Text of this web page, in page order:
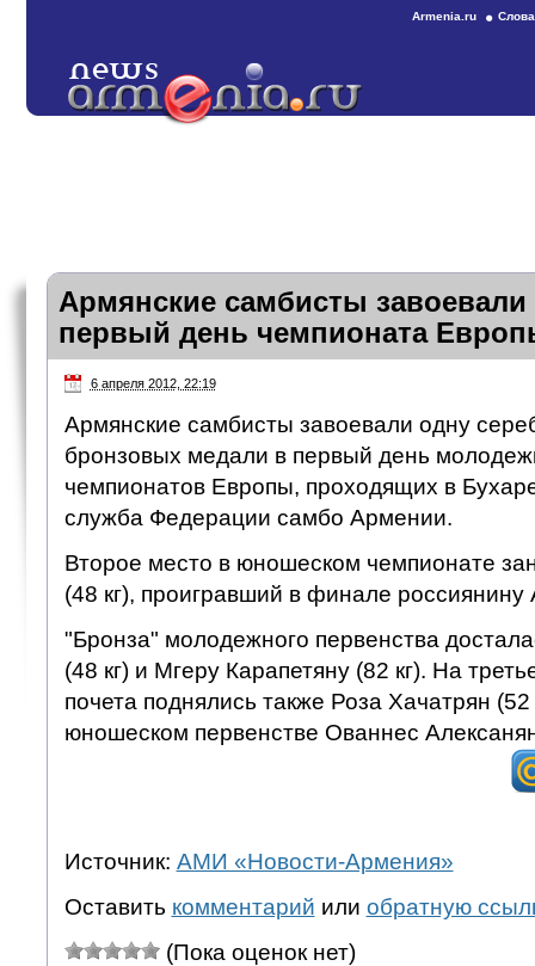
Armenia.ru
Армянские самбисты
первый день чемпионата
6 апреля 2012, 22:19
Армянские самбисты завоевали одну
бронзовых медали в первый день
чемпионатов Европы, проходящих в
служба Федерации самбо Армении.
Второе место в юношеском чемпионате
(48 кг), проигравший в финале россиянину
"Бронза" молодежного первенства
(48 кг) и Мгеру Карапетяну (82 кг). На
почета поднялись также Роза Хачатрян
юношеском первенстве Ованнес
Источник: АМИ «Новости-Армения»
Оставить комментарий или обратную
(Пока оценок нет)